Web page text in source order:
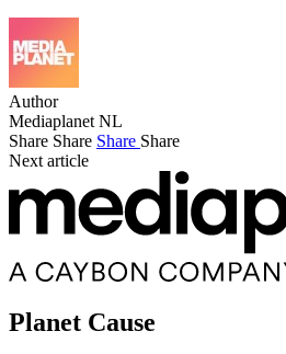
Author
Mediaplanet NL
Share Share Share Share
Next article
Planet Cause